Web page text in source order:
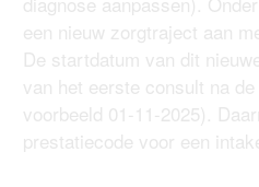
een nieuw zorgtraject aan
De startdatum van dit
van het eerste consult na
voorbeeld 01-11-2025).
prestatiecode voor een